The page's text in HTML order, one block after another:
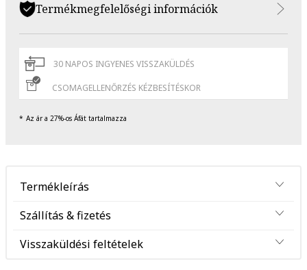
Termékmegfelelőségi információk
30 NAPOS INGYENES VISSZAKÜLDÉS
CSOMAGELLENŐRZÉS KÉZBESÍTÉSKOR
Az ár a 27%-os Áfát tartalmazza
Termékleírás
Szállítás & fizetés
Visszaküldési feltételek